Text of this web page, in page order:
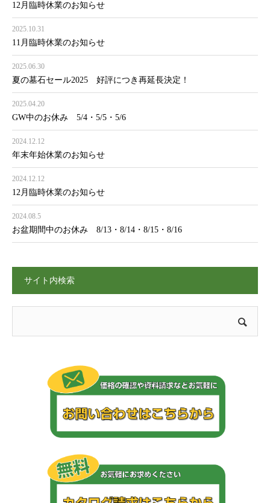
12月臨時休業のお知らせ
2025.10.31
11月臨時休業のお知らせ
2025.06.30
夏の墓石セール2025 好評につき再延長決定！
2025.04.20
GW中のお休み 5/4・5/5・5/6
2024.12.12
年末年始休業のお知らせ
2024.12.12
12月臨時休業のお知らせ
2024.08.5
お盆期間中のお休み 8/13・8/14・8/15・8/16
サイト内検索